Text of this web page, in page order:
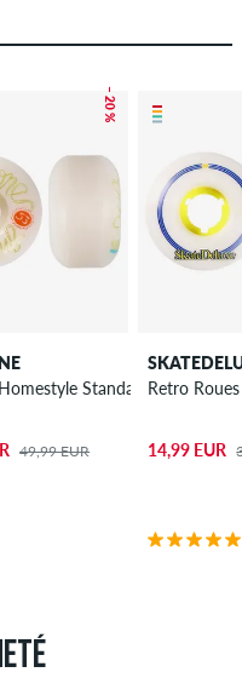
– 20 %
Standard Roues
49,99 EUR
Retro
14,99 EUR